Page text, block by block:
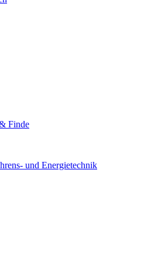
Finde
und Energietechnik